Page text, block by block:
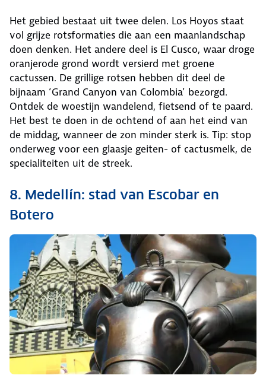
Het gebied bestaat uit twee delen. Los Hoyos staat
vol grijze rotsformaties die aan een maanlandschap
doen denken. Het andere deel is El Cusco, waar droge
oranjerode grond wordt versierd met groene
cactussen. De grillige rotsen hebben dit deel de
bijnaam ‘Grand Canyon van Colombia’ bezorgd.
Ontdek de woestijn wandelend, fietsend of te paard.
Het best te doen in de ochtend of aan het eind van
de middag, wanneer de zon minder sterk is. Tip: stop
onderweg voor een glaasje geiten- of cactusmelk, de
specialiteiten uit de streek.
8. Medellín: stad van Escobar en
Botero